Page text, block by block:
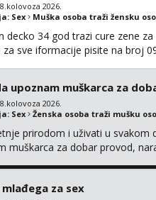
2026.
Sex Muška osoba traži žensku
decko 34 god trazi cure zene
za sve iformacije pisite na broj
upoznam muškarca za
2026.
Sex Ženska osoba traži mušku
prirodom i uživati u svakom
muškarca za dobar provod,
za sex